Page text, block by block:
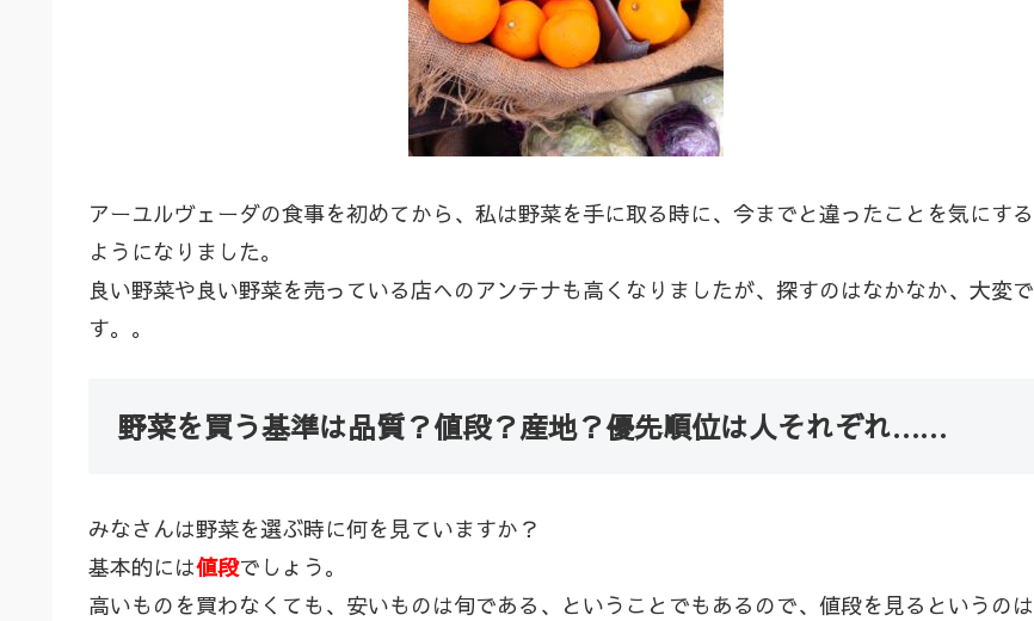
アーユルヴェーダの食事を初めてから、私は野菜を手に取る時に、今までと違ったことを気にする
ようになりました。
良い野菜や良い野菜を売っている店へのアンテナも高くなりましたが、探すのはなかなか、大変で
す。。
野菜を買う基準は品質？値段？産地？優先順位は人それぞれ……
みなさんは野菜を選ぶ時に何を見ていますか？
基本的には値段でしょう。
高いものを買わなくても、安いものは旬である、ということでもあるので、値段を見るというのは